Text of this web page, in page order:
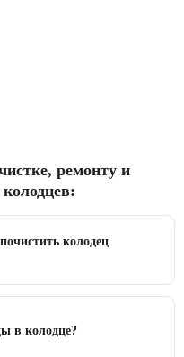
ремонту и
колодец
в колодце?